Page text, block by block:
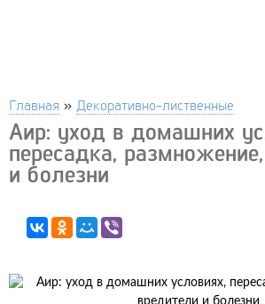
Главная » Декоративно-лиственные
Аир: уход в домашних
пересадка,
и болезни